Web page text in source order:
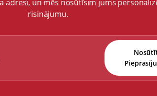
adresi, un mēs nosūtīsim jums
risinājumu.